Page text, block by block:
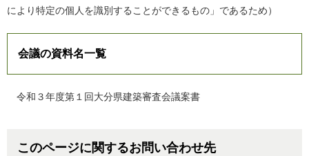
により特定の個人を識別することができるもの」であるため）
会議の資料名一覧
令和３年度第１回大分県建築審査会議案書
このページに関するお問い合わせ先